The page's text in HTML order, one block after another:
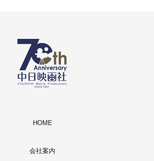
HOME
会社案内